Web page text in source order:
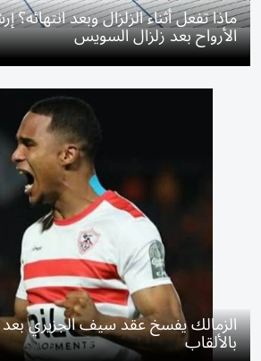
ماذا تفعل أثناء الزلزال وبعد انتهائه؟
الأرواح بعد زلزال السويس
بالألقاب